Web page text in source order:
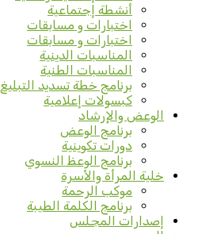
أنشطة إجتماعية
اختبارات و مسابقات
اختبارات و مسابقات
المناسبات الدينية
المناسبات الطنية
برنامج خطة تسديد التبليغ
كبسولات إعلامية
الوعض والإرشاد
برنامج الوعض
دورات تكوينية
برنامج الوعظ النسوي
خلية المرأة والأسرة
موكب الرحمة
برنامج الكلمة الطيبة
إصدارات المجلس